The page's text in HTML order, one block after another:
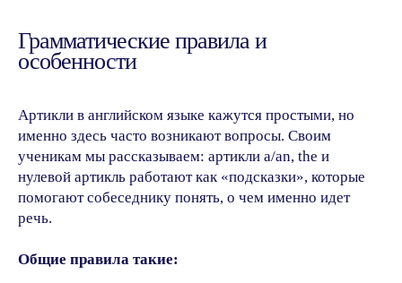
Грамматические правила и
особенности
Артикли в английском языке кажутся простыми, но
именно здесь часто возникают вопросы. Своим
ученикам мы рассказываем: артикли a/an, the и
нулевой артикль работают как «подсказки», которые
помогают собеседнику понять, о чем именно идет
речь.
Общие правила такие: